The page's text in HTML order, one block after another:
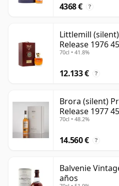
4368 € ?
Littlemill
Release 1976
70cl • 41.8%
12.133 € ?
Brora (silent)
Release 1977
70cl • 48.2%
14.560 € ?
Balvenie
años